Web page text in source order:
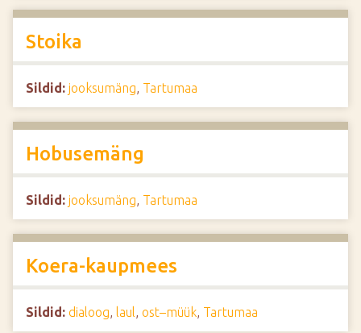
Stoika
Sildid: jooksumäng, Tartumaa
Hobusemäng
Sildid: jooksumäng, Tartumaa
Koera-kaupmees
Sildid: dialoog, laul, ost–müük, Tartumaa